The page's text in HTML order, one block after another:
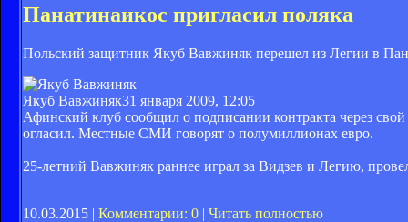
Панатинаикос пригласил поляка
Польский защитник Якуб Вавжиняк перешел из Легии в
Якуб Вавжиняк31 января 2009, 12:05
Афинский клуб сообщил о подписании контракта через
огласил. Местные СМИ говорят о полумиллионах евро.
25-летний Вавжиняк раннее играл за Видзев и Легию,
10.03.2015 | Комментарии: 0 | Читать полностью